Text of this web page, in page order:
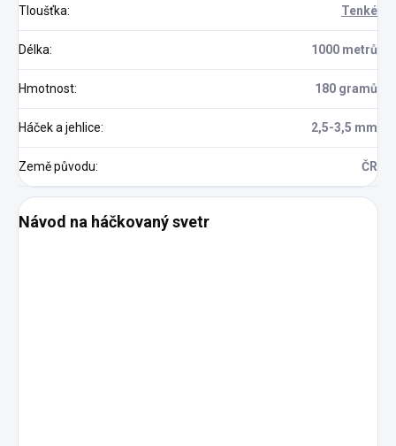
Tloušťka: Tenké
Délka: 1000 metrů
Hmotnost: 180 gramů
Háček a jehlice: 2,5-3,5 mm
Země původu: ČR
Návod na háčkovaný svetr